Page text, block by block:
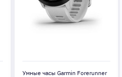
Умные часы Garmin Forerunner